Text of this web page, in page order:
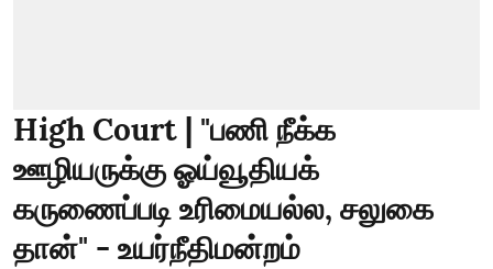
High Court | "பணி நீக்க
ஊழியருக்கு ஓய்வூதியக்
கருணைப்படி உரிமையல்ல, சலுகை
தான்" - உயர்நீதிமன்றம்